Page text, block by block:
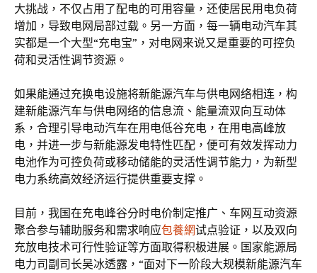
大挑战，不仅占用了配电的可用容量，还使居民用电负荷
增加，导致电网局部过载。另一方面，每一辆电动汽车其
实都是一个大型“充电宝”，对电网来说又是重要的可控负
荷和灵活性调节资源。
如果能通过充换电设施将新能源汽车与供电网络相连，构
建新能源汽车与供电网络的信息流、能量流双向互动体
系，合理引导电动汽车在用电低谷充电，在用电高峰放
电，并进一步与新能源发电特性匹配，便可有效发挥动力
电池作为可控负荷或移动储能的灵活性调节能力，为新型
电力系统高效经济运行提供重要支撑。
目前，我国在充电峰谷分时电价制定推广、车网互动资源
聚合参与辅助服务和需求响应包養網试点验证，以及双向
充放电技术可行性验证等方面取得积极进展。国家能源局
电力司副司长吴冰透露，“面对下一阶段大规模新能源汽车